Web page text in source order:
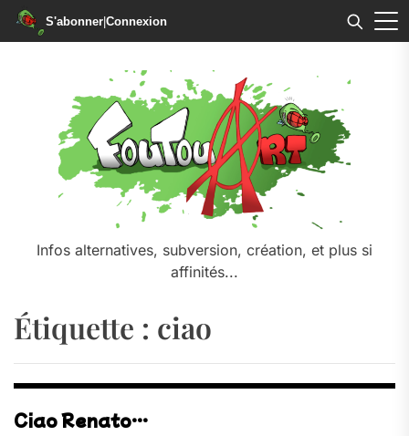
S'abonner|Connexion
Infos alternatives, subversion, création, et plus si
affinités...
Étiquette : ciao
Ciao Renato…